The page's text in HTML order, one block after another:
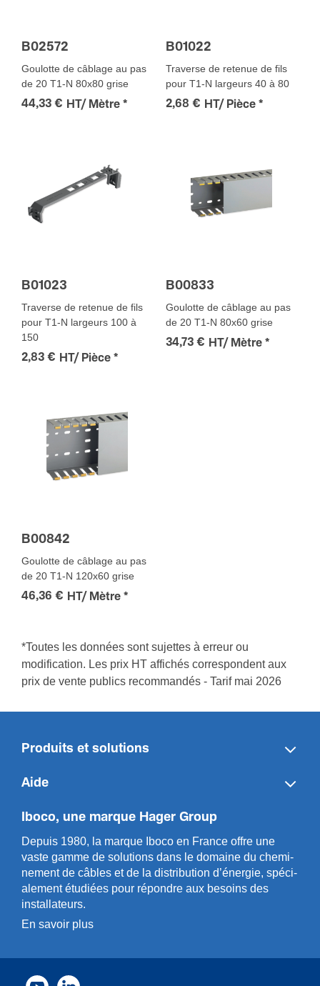
B02572
Goulotte de câblage au pas
de 20 T1-N 80x80 grise
44,33 € HT/ Mètre *
B01022
Traverse de retenue de fils
pour T1-N largeurs 40 à 80
2,68 € HT/ Pièce *
B01023
Traverse de retenue de fils
pour T1-N largeurs 100 à
150
2,83 € HT/ Pièce *
B00833
Goulotte de câblage au pas
de 20 T1-N 80x60 grise
34,73 € HT/ Mètre *
B00842
Goulotte de câblage au pas
de 20 T1-N 120x60 grise
46,36 € HT/ Mètre *
*Toutes les données sont sujettes à erreur ou
modification. Les prix HT affichés correspondent aux
prix de vente publics recommandés - Tarif mai 2026
Produits et solutions
Aide
Iboco, une marque Hager Group
Depuis 1980, la marque Iboco en France offre une
vaste gamme de solut­ions dans le domaine du chemi­
n­ement de câbles et de la distri­bution d’énergie, spéci­
a­l­ement étudiées pour répondre aux besoins des
installa­teurs.
En savoir plus